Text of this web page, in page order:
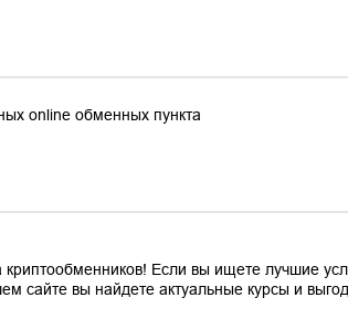
online обменных пункта
Если вы ищете лучшие
сайте вы найдете актуальные курсы и